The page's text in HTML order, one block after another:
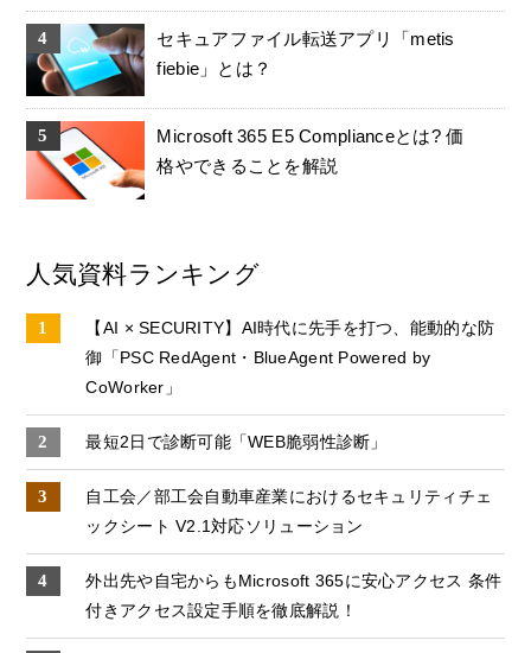
セキュアファイル転送アプリ「metis
fiebie」とは？
Microsoft 365 E5 Complianceとは? 価
格やできることを解説
人気資料ランキング
【AI × SECURITY】AI時代に先手を打つ、能動的な防
御「PSC RedAgent・BlueAgent Powered by
CoWorker」
最短2日で診断可能「WEB脆弱性診断」
自工会／部工会自動車産業におけるセキュリティチェ
ックシート V2.1対応ソリューション
外出先や自宅からもMicrosoft 365に安心アクセス 条件
付きアクセス設定手順を徹底解説！